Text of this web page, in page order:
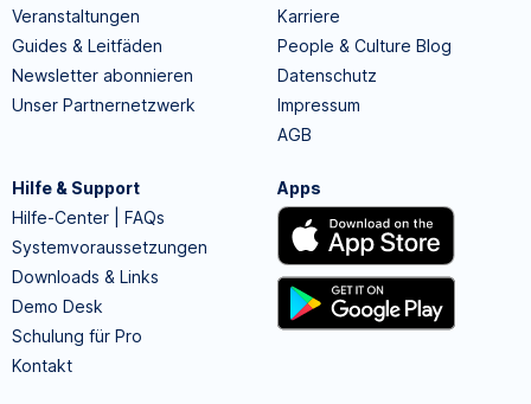
Veranstaltungen
Guides & Leitfäden
Newsletter abonnieren
Unser Partnernetzwerk
Karriere
People & Culture Blog
Datenschutz
Impressum
AGB
Hilfe & Support
Hilfe-Center | FAQs
Systemvoraussetzungen
Downloads & Links
Demo Desk
Schulung für Pro
Kontakt
Apps